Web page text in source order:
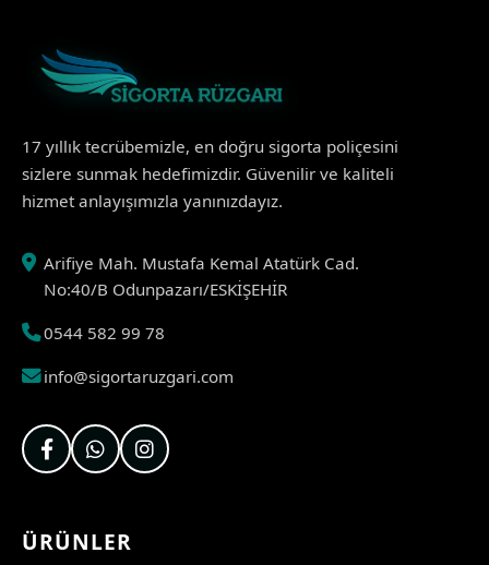
17 yıllık tecrübemizle, en doğru sigorta poliçesini
sizlere sunmak hedefimizdir. Güvenilir ve kaliteli
hizmet anlayışımızla yanınızdayız.
Arifiye Mah. Mustafa Kemal Atatürk Cad.
No:40/B Odunpazarı/ESKİŞEHİR
0544 582 99 78
info@sigortaruzgari.com
ÜRÜNLER